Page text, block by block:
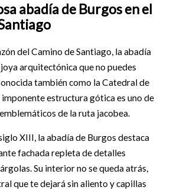
abadía de Burgos en el
del Camino de Santiago, la abadía
arquitectónica que no puedes
también como la Catedral de
imponente estructura gótica es uno de
de la ruta jacobea.
XIII, la abadía de Burgos destaca
fachada repleta de detalles
Su interior no se queda atrás,
que te dejará sin aliento y capillas